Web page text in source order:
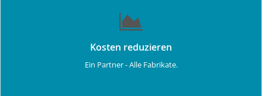
Kosten reduzieren
Ein Partner - Alle Fabrikate.